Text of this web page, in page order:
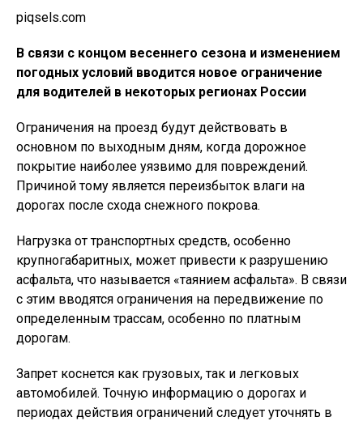
piqsels.com
В связи с концом весеннего сезона и изменением
погодных условий вводится новое ограничение
для водителей в некоторых регионах России
Ограничения на проезд будут действовать в
основном по выходным дням, когда дорожное
покрытие наиболее уязвимо для повреждений.
Причиной тому является переизбыток влаги на
дорогах после схода снежного покрова.
Нагрузка от транспортных средств, особенно
крупногабаритных, может привести к разрушению
асфальта, что называется «таянием асфальта». В связи
с этим вводятся ограничения на передвижение по
определенным трассам, особенно по платным
дорогам.
Запрет коснется как грузовых, так и легковых
автомобилей. Точную информацию о дорогах и
периодах действия ограничений следует уточнять в